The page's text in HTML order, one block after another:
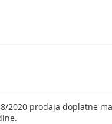
2020 prodaja doplatne